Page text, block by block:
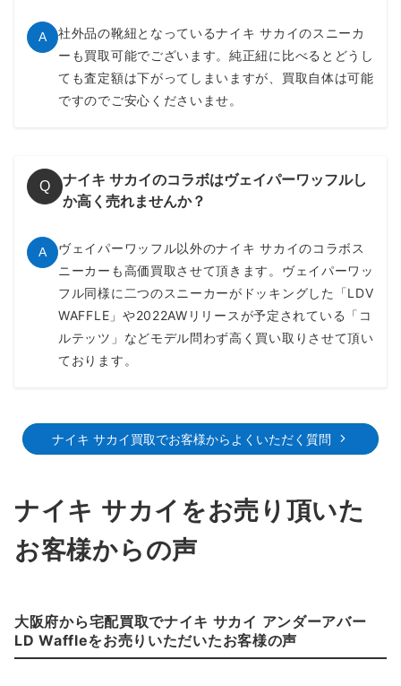
A
社外品の靴紐となっているナイキ サカイのスニーカ
ーも買取可能でございます。純正紐に比べるとどうし
ても査定額は下がってしまいますが、買取自体は可能
ですのでご安心くださいませ。
Q
ナイキ サカイのコラボはヴェイパーワッフルし
か高く売れませんか？
A
ヴェイパーワッフル以外のナイキ サカイのコラボス
ニーカーも高価買取させて頂きます。ヴェイパーワッ
フル同様に二つのスニーカーがドッキングした「LDV
WAFFLE」や2022AWリリースが予定されている「コ
ルテッツ」などモデル問わず高く買い取りさせて頂い
ております。
ナイキ サカイ買取でお客様からよくいただく質問
ナイキ サカイをお売り頂いた
お客様からの声
大阪府から宅配買取でナイキ サカイ アンダーアバー
LD Waffleをお売りいただいたお客様の声